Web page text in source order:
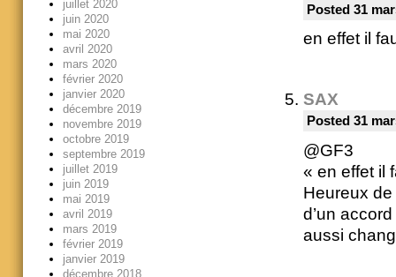
Posted 31
en effet il
SAX
Posted 31
@GF3
« en effet il
Heureux
d’un
aussi
juillet 2020
juin 2020
mai 2020
avril 2020
mars 2020
février 2020
janvier 2020
décembre 2019
novembre 2019
octobre 2019
septembre 2019
juillet 2019
juin 2019
mai 2019
avril 2019
mars 2019
février 2019
janvier 2019
décembre 2018